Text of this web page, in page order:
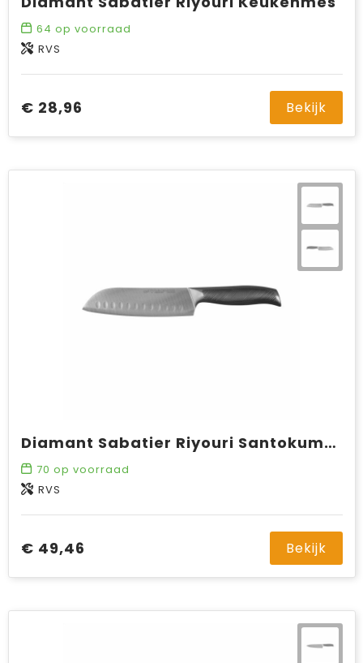
64 op voorraad
RVS
€ 28,96 Bekijk
Diamant Sabatier Riyouri Santokumes
70 op voorraad
RVS
€ 49,46 Bekijk